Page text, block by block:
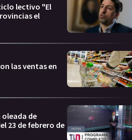
lectivo "El
el
las ventas en
oleada de
23 de febrero de